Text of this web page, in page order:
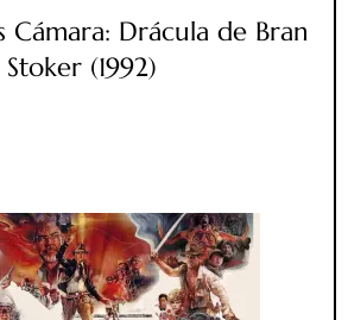
Cámara: Drácula de Bran
Stoker (1992)